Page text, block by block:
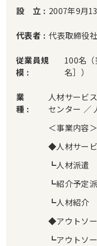
設 立 2007年9月
代表者 代表取締役
従業員規
模
100名
名］）
業
種
人材サービ
センター ／
＜事業内容＞
◆人材サー
┗人材派遣
┗紹介予定
┗人材紹介
◆アウトソ
┗アウトソ